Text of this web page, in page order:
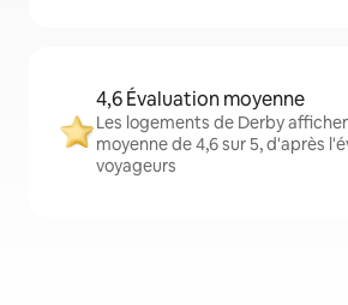
4,6 Évaluation moyenne
Les logements de Derby
moyenne de 4,6 sur 5, d'après
voyageurs